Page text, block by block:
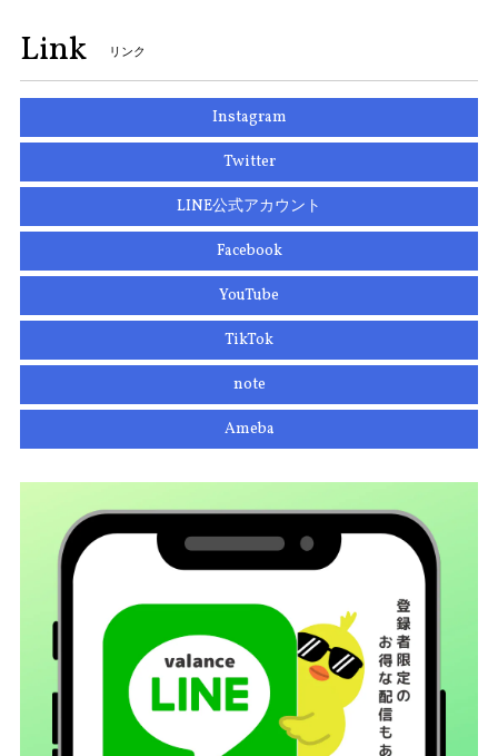
Link リンク
Instagram
Twitter
LINE公式アカウント
Facebook
YouTube
TikTok
note
Ameba